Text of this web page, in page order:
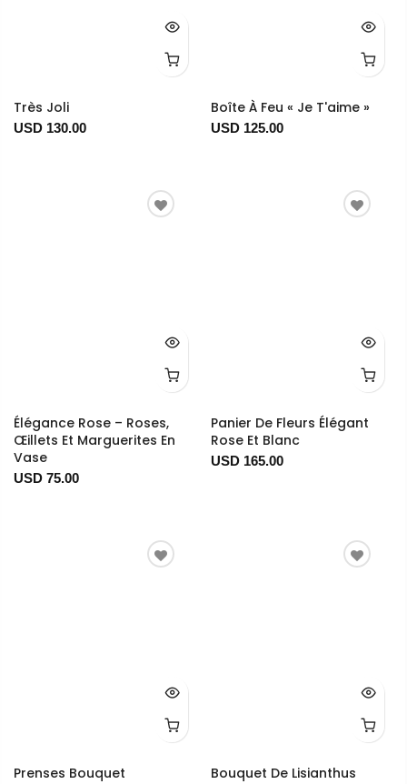
Très Joli
USD 130.00
Boîte À Feu « Je T'aime »
USD 125.00
Élégance Rose – Roses,
Œillets Et Marguerites En
Vase
USD 75.00
Panier De Fleurs Élégant
Rose Et Blanc
USD 165.00
Prenses Bouquet
Bouquet De Lisianthus